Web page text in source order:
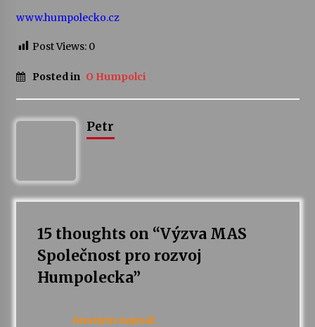
Za kulturou kousek za Humpolec. V Želivě ožije
Varhanní recitál Michala Novenka v Klášteře
www.humpolecko.cz
Post Views: 0
Posted in O Humpolci
Petr
15 thoughts on “Výzva MAS
Společnost pro rozvoj
Humpolecka”
Anonym napsal: